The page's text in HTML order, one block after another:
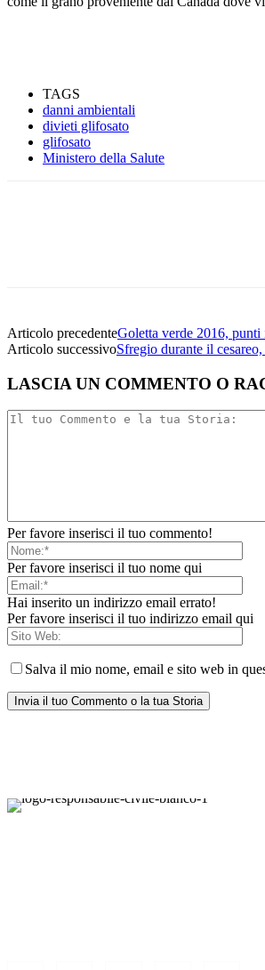
TAGS
danni ambientali
divieti glifosato
glifosato
Ministero della Salute
Articolo precedenteGoletta verde 2016,
Articolo successivoSfregio durante il
LASCIA UN COMMENTO O
Per favore inserisci il tuo commento!
Per favore inserisci il tuo nome qui
Hai inserito un indirizzo email errato!
Per favore inserisci il tuo indirizzo email qui
Salva il mio nome, email e sito web in